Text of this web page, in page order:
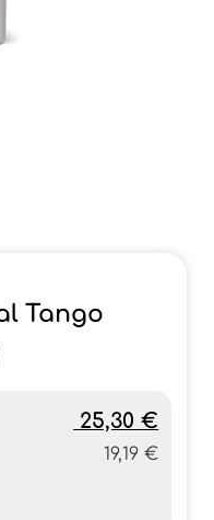
Tango
25,30 €
19,19 €